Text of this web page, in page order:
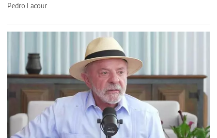
Pedro Lacour